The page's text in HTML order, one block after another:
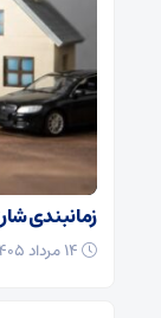
زمانبندی